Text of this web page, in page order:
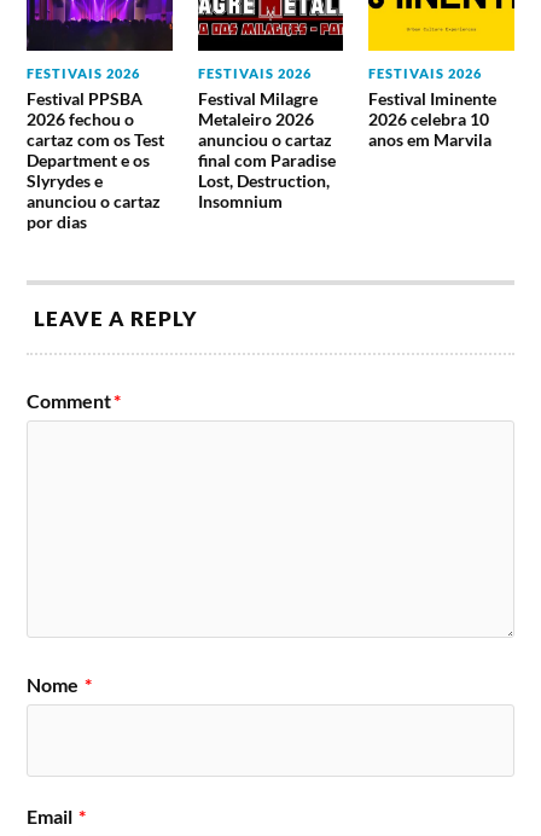
FESTIVAIS 2026
Festival PPSBA
2026 fechou o
cartaz com os Test
Department e os
Slyrydes e
anunciou o cartaz
por dias
FESTIVAIS 2026
Festival Milagre
Metaleiro 2026
anunciou o cartaz
final com Paradise
Lost, Destruction,
Insomnium
FESTIVAIS 2026
Festival Iminente
2026 celebra 10
anos em Marvila
LEAVE A REPLY
Comment*
Nome *
Email *